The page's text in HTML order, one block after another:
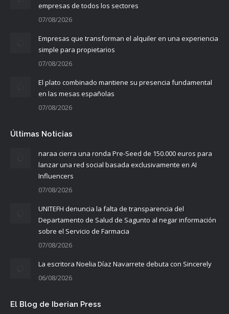
empresas de todos los sectores
07/08/2026
Empresas que transforman el alquiler en una experiencia
simple para propietarios
07/08/2026
El plato combinado mantiene su presencia fundamental
en las mesas españolas
07/08/2026
Últimas Noticias
naraa cierra una ronda Pre-Seed de 150.000 euros para
lanzar una red social basada exclusivamente en AI
Influencers
07/08/2026
UNITEFH denuncia la falta de transparencia del
Departamento de Salud de Sagunto al negar información
sobre el Servicio de Farmacia
07/08/2026
La escritora Noelia Díaz Navarrete debuta con Sincerely
06/08/2026
El Blog de Iberian Press